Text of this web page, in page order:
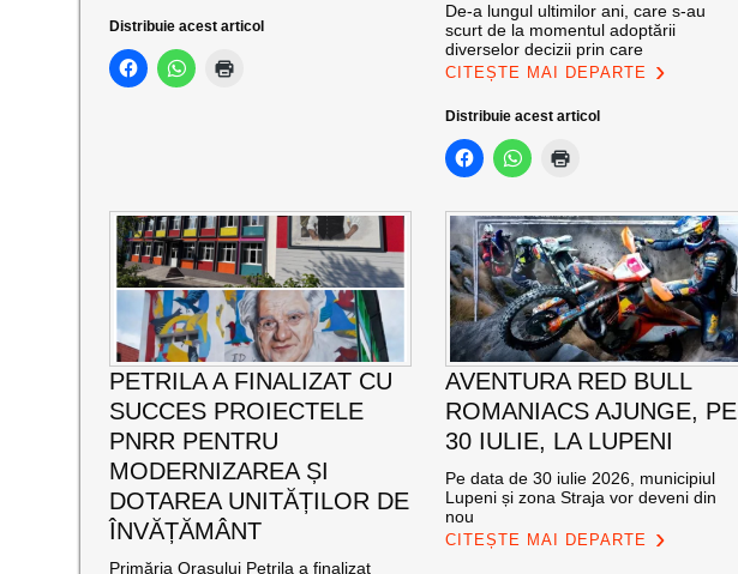
Distribuie acest articol
De-a lungul ultimilor ani, care s-au
scurt de la momentul adoptării
diverselor decizii prin care
CITEȘTE MAI DEPARTE
Distribuie acest articol
PETRILA A FINALIZAT CU
SUCCES PROIECTELE
PNRR PENTRU
MODERNIZAREA ȘI
DOTAREA UNITĂȚILOR DE
ÎNVĂȚĂMÂNT
Primăria Orașului Petrila a finalizat
AVENTURA RED BULL
ROMANIACS AJUNGE, PE
30 IULIE, LA LUPENI
Pe data de 30 iulie 2026, municipiul
Lupeni și zona Straja vor deveni din
nou
CITEȘTE MAI DEPARTE